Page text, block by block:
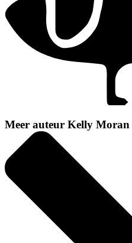
Meer auteur Kelly Moran